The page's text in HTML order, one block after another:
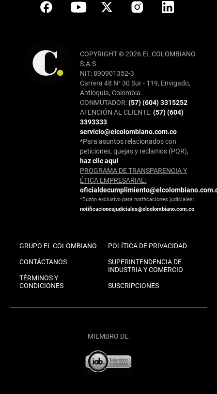
COPYRIGHT © 2026 EL COLOMBIANO
S.A.S
NIT: 890901352-3
Carrera 48 N° 30 Sur - 119, Envigado,
Antioquia, Colombia.
CONMUTADOR:(57) (604) 3315252
ATENCIÓN AL CLIENTE:(57) (604)
3393333
servicio@elcolombiano.com.co
*Para asuntos relacionados con
peticiones, quejas y reclamos (PQR),
haz clic aquí
PROGRAMA DE TRANSPARENCIA Y
ÉTICA EMPRESARIAL:
*Buzón exclusivo para notificaciones judiciales:
notificacionesjudiciales@elcolombiano.com.co
GRUPO EL COLOMBIANO
CONTÁCTANOS
TÉRMINOS Y
CONDICIONES
POLÍTICA DE PRIVACIDAD
SUPERINTENDENCIA DE
INDUSTRIA Y COMERCIO
SUSCRIPCIONES
MIEMBRO DE: